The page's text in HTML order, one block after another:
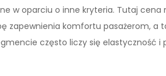
w oparciu o inne kryteria. Tutaj cena
zapewnienia komfortu pasażerom, a
często liczy się elastyczność i